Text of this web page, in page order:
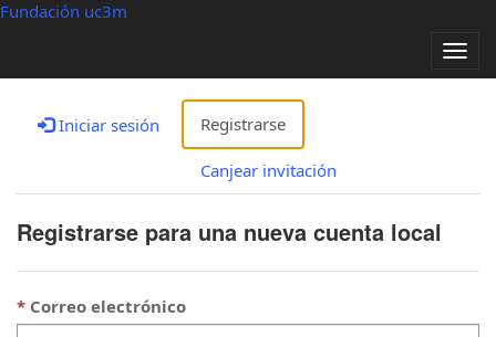
Fundación uc3m
Iniciar sesión Registrarse
Canjear invitación
Registrarse para una nueva cuenta local
Correo electrónico